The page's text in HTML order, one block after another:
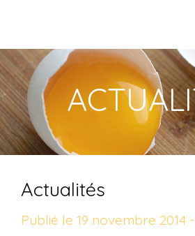
Actualités
Publié le 19 novembre 2014